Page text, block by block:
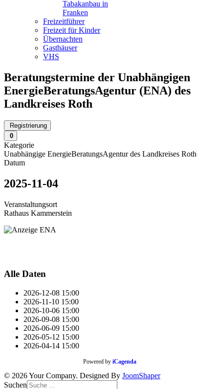
Tabakanbau in
Franken
Freizeitführer
Freizeit für Kinder
Übernachten
Gasthäuser
VHS
Beratungstermine der Unabhängigen
EnergieBeratungsAgentur (ENA) des
Landkreises Roth
Registrierung
0
Kategorie
Unabhängige EnergieBeratungsAgentur des Landkreises Roth
Datum
2025-11-04
Veranstaltungsort
Rathaus Kammerstein
Alle Daten
2026-12-08 15:00
2026-11-10 15:00
2026-10-06 15:00
2026-09-08 15:00
2026-06-09 15:00
2026-05-12 15:00
2026-04-14 15:00
Powered by iCagenda
© 2026 Your Company. Designed By JoomShaper
Suchen